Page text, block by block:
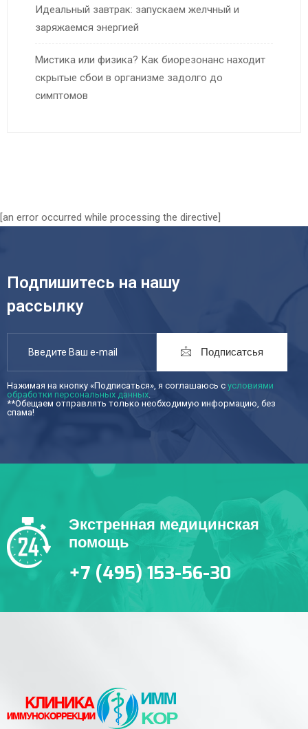
Идеальный завтрак: запускаем желчный и
заряжаемся энергией
Мистика или физика? Как биорезонанс находит
скрытые сбои в организме задолго до
симптомов
[an error occurred while processing the directive]
Подпишитесь на нашу
рассылку
Подписатсья
Нажимая на кнопку «Подписаться», я соглашаюсь с условиями
обработки персональных данных.
**Обещаем отправлять только необходимую информацию, без
спама!
Экстренная медицинская
помощь
+7 (495) 153-56-30